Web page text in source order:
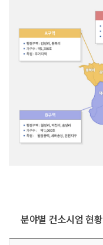
분야별 컨소시엄 현황